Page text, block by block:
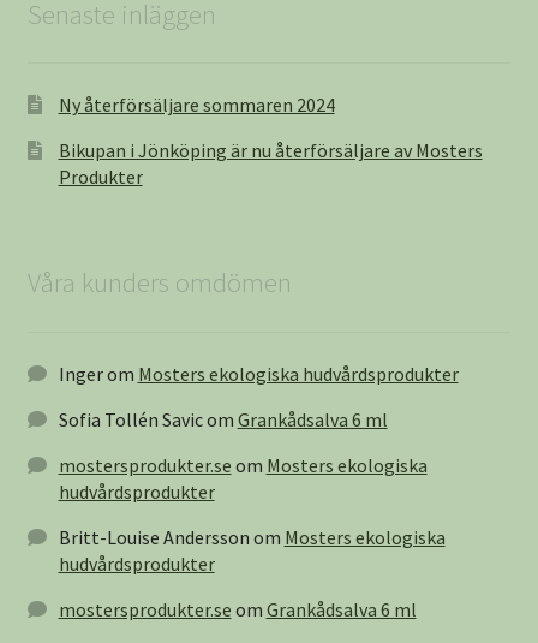
Senaste inläggen
Ny återförsäljare sommaren 2024
Bikupan i Jönköping är nu återförsäljare av Mosters
Produkter
Våra kunders omdömen
Ingerom Mosters ekologiska hudvårdsprodukter
Sofia Tollén Savicom Grankådsalva 6 ml
mostersprodukter.se om Mosters ekologiska
hudvårdsprodukter
Britt-Louise Andersson om Mosters ekologiska
hudvårdsprodukter
mostersprodukter.se om Grankådsalva 6 ml